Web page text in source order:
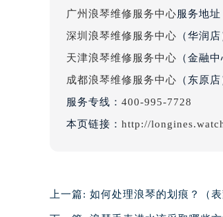
广州浪琴维修服务中心 服务地
深圳浪琴维修服务中心 （华润
天津浪琴维修服务中心 （金融
成都浪琴维修服务中心 （东原
服务专线： 400-995-7728
本页链接： http://
上一篇: 如何处理浪琴的划痕？（表